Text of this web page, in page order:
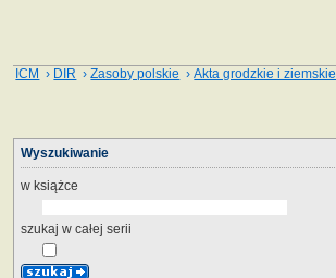
ICM › DIR ›Zasoby polskie ›Akta grodzkie i ziemskie
Wyszukiwanie
w książce
szukaj w całej serii